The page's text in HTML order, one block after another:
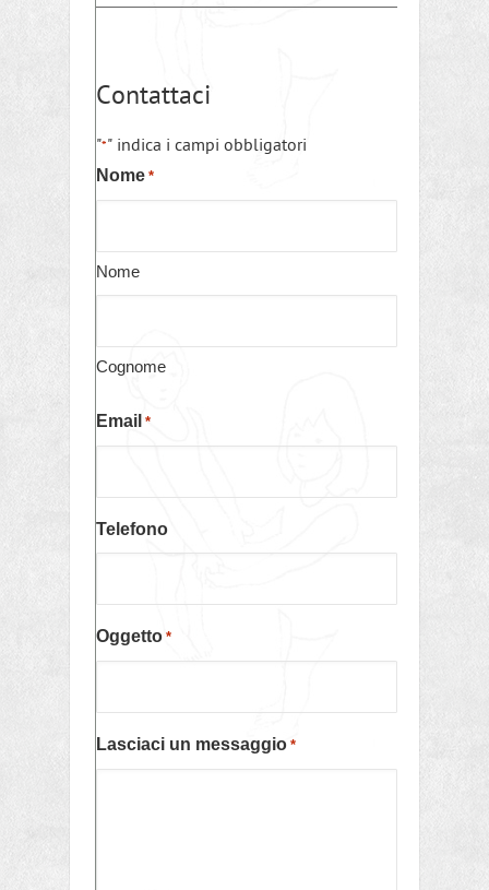
Contattaci
"*" indica i campi obbligatori
Nome *
Nome
Cognome
Email *
Telefono
Oggetto *
Lasciaci un messaggio *